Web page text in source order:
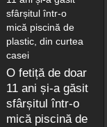
O fetiță de doar
11 ani și-a găsit
sfârșitul într-o
mică piscină de